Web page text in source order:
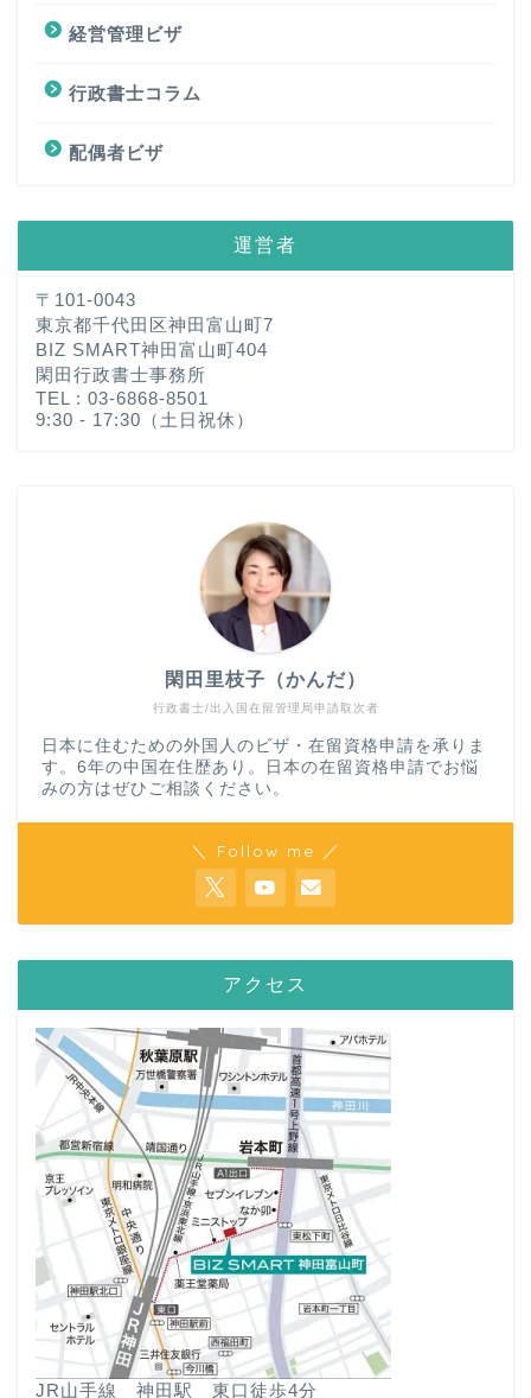
経営管理ビザ
行政書士コラム
配偶者ビザ
運営者
〒101-0043
東京都千代田区神田富山町7
BIZ SMART神田富山町404
閑田行政書士事務所
TEL : 03-6868-8501
9:30 - 17:30（土日祝休）
行政書士/出入国在留管理局申請取次者
閑田里枝子（かんだ）
日本に住むための外国人のビザ・在留資格申請を承りま
す。6年の中国在住歴あり。日本の在留資格申請でお悩
みの方はぜひご相談ください。
＼ Follow me ／
アクセス
JR山手線 神田駅 東口徒歩4分